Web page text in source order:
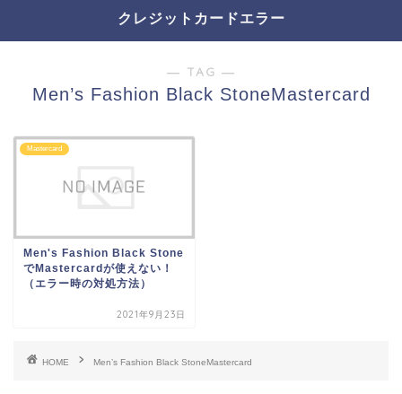
クレジットカードエラー
― TAG ―
Men’s Fashion Black StoneMastercard
Mastercard
Men's Fashion Black Stone
でMastercardが使えない！
（エラー時の対処方法）
2021年9月23日
HOME Men’s Fashion Black StoneMastercard